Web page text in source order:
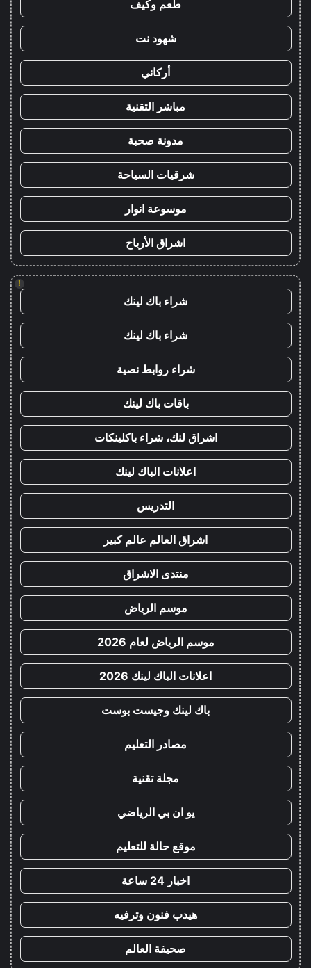
طعم وكيف
شهود نت
أركاني
مباشر التقنية
مدونة صحبة
شرقيات السياحة
موسوعة انوار
اشراق الأرباح
!
شراء باك لينك
شراء باك لينك
شراء روابط نصية
باقات باك لينك
اشراق لنك، شراء باكلينكات
اعلانات الباك لينك
التدريس
اشراق العالم عالم كبير
منتدى الاشراق
موسم الرياض
موسم الرياض لعام 2026
اعلانات الباك لينك 2026
باك لينك وجيست بوست
مصادر التعليم
مجلة تقنية
يو ان بي الرياضي
موقع حالة للتعليم
اخبار 24 ساعة
هيدب فنون وترفيه
صحيفة العالم